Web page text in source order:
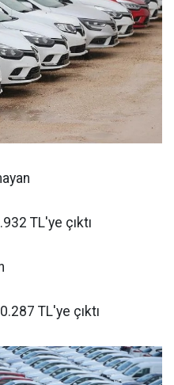
TL'ye çıktı
TL'ye çıktı